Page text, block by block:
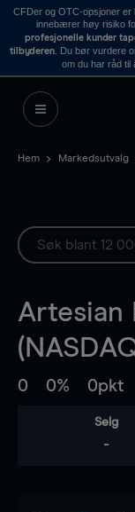
CFDer og OTC-opsjoner er
innebærer høy risiko
profesjonelle kunder
tilbyderen . Du bør vurdere
om du har råd til
Hem Markedsutvalg
Artesian
0 0% 0pkt
Selg
-